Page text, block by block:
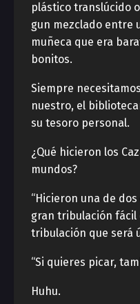
plástico translúcido
gun mezclado entre
muñeca que era
bonitos.
Siempre
nuestro, el
su tesoro personal.
¿Qué hicieron los
mundos?
“Hicieron una de
gran tribulación fácil
tribulación que será
“Si quieres picar,
Huhu.